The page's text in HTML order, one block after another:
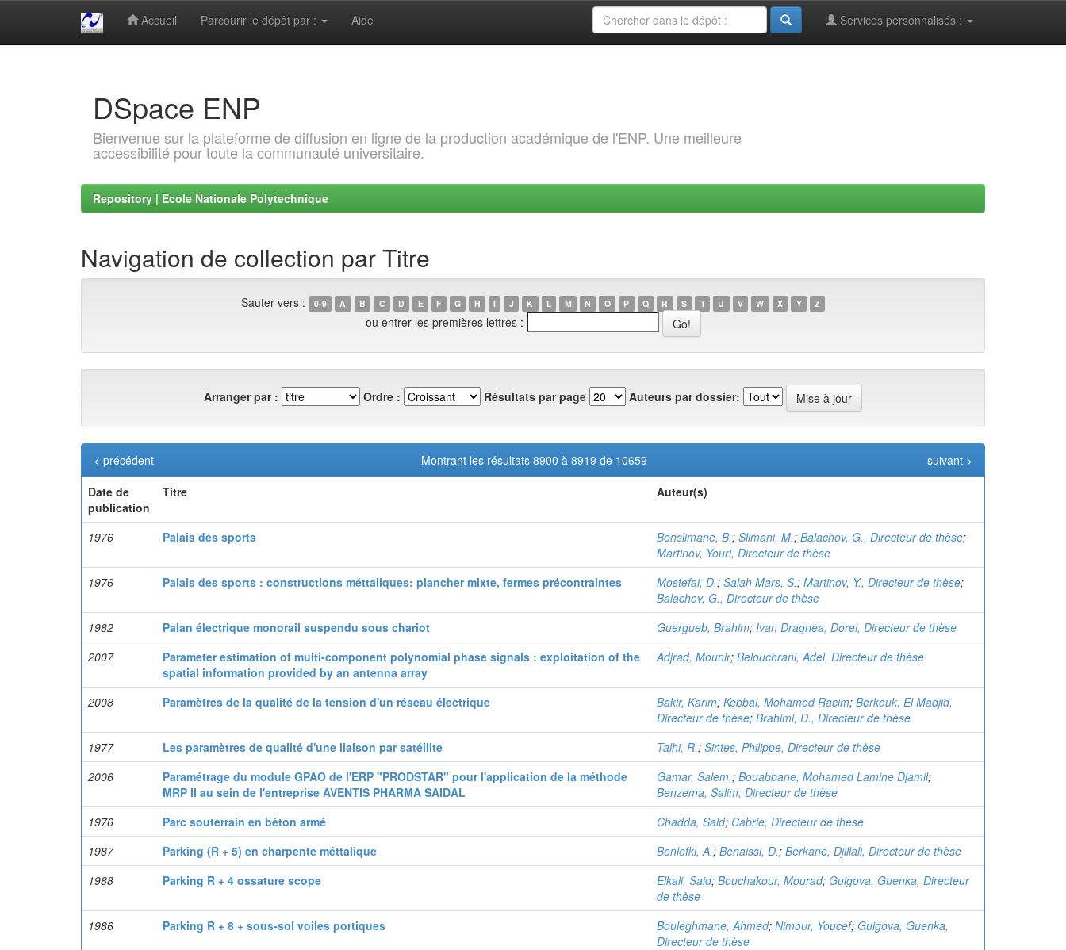
Accueil Parcourir le dépôt par : Aide Services personnalisés :
DSpace ENP
Bienvenue sur la plateforme de diffusion en ligne de la production académique de l'ENP. Une meilleure
accessibilité pour toute la communauté universitaire.
Repository | Ecole Nationale Polytechnique
Navigation de collection par Titre
Sauter vers : 0-9 A B C D E F G H I J K L M N O P Q R S T U V W X Y Z
ou entrer les premières lettres :
Arranger par : Ordre : Résultats par page Auteurs par dossier:
Montrant les résultats 8900 à 8919 de 10659
< précédent
suivant >
Date de
publication
Titre Auteur(s)
1976 Palais des sports Benslimane, B.; Slimani, M.; Balachov, G., Directeur de thèse;
Martinov, Youri, Directeur de thèse
1976
Palais des sports : constructions méttaliques: plancher mixte, fermes précontraintes Mostefai, D.; Salah Mars, S.; Martinov, Y., Directeur de thèse;
Balachov, G., Directeur de thèse
1982
Palan électrique monorail suspendu sous chariot Guergueb, Brahim; Ivan Dragnea, Dorel, Directeur de thèse
2007
Parameter estimation of multi-component polynomial phase signals : exploitation of the
spatial information provided by an antenna array
Adjrad, Mounir; Belouchrani, Adel, Directeur de thèse
2008 Paramètres de la qualité de la tension d'un réseau électrique Bakir, Karim; Kebbal, Mohamed Racim; Berkouk, El Madjid,
Directeur de thèse; Brahimi, D., Directeur de thèse
1977
Les paramètres de qualité d'une liaison par satéllite Talhi, R.; Sintes, Philippe, Directeur de thèse
2006
Paramétrage du module GPAO de l'ERP "PRODSTAR" pour l'application de la méthode
MRP II au sein de l'entreprise AVENTIS PHARMA SAIDAL
Gamar, Salem,; Bouabbane, Mohamed Lamine Djamil;
Benzema, Salim, Directeur de thèse
1976
Parc souterrain en béton armé Chadda, Said; Cabrie, Directeur de thèse
1987
Parking (R + 5) en charpente méttalique Benlefki, A.; Benaissi, D.; Berkane, Djillali, Directeur de thèse
1988
Parking R + 4 ossature scope Elkali, Said; Bouchakour, Mourad; Guigova, Guenka, Directeur
de thèse
1986
Parking R + 8 + sous-sol voiles portiques Bouleghmane, Ahmed; Nimour, Youcef; Guigova, Guenka,
Directeur de thèse